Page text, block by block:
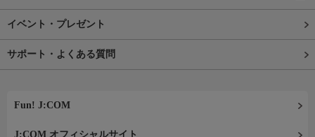
イベント・プレゼント
サポート・よくある質問
Fun! J:COM
J:COM オフィシャルサイト